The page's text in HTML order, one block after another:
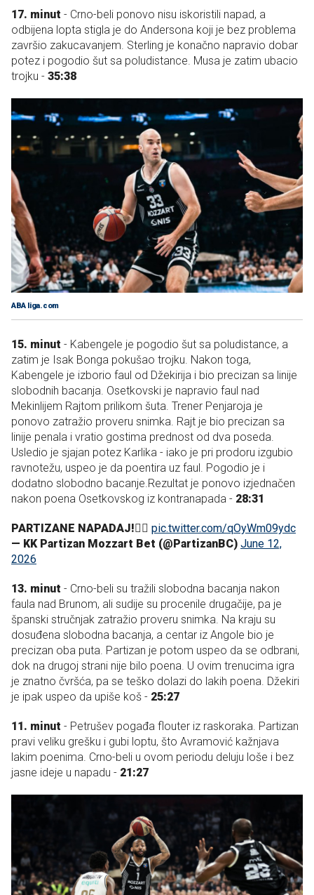
17. minut - Crno-beli ponovo nisu iskoristili napad, a
odbijena lopta stigla je do Andersona koji je bez problema
završio zakucavanjem. Sterling je konačno napravio dobar
potez i pogodio šut sa poludistance. Musa je zatim ubacio
trojku - 35:38
ABA liga.com
15. minut - Kabengele je pogodio šut sa poludistance, a
zatim je Isak Bonga pokušao trojku. Nakon toga,
Kabengele je izborio faul od Džekirija i bio precizan sa linije
slobodnih bacanja. Osetkovski je napravio faul nad
Mekinlijem Rajtom prilikom šuta. Trener Penjaroja je
ponovo zatražio proveru snimka. Rajt je bio precizan sa
linije penala i vratio gostima prednost od dva poseda.
Usledio je sjajan potez Karlika - iako je pri prodoru izgubio
ravnotežu, uspeo je da poentira uz faul. Pogodio je i
dodatno slobodno bacanje.Rezultat je ponovo izjednačen
nakon poena Osetkovskog iz kontranapada - 28:31
PARTIZANE NAPADAJ!✊🏽 pic.twitter.com/qOyWm09ydc
— KK Partizan Mozzart Bet (@PartizanBC) June 12,
2026
13. minut - Crno-beli su tražili slobodna bacanja nakon
faula nad Brunom, ali sudije su procenile drugačije, pa je
španski stručnjak zatražio proveru snimka. Na kraju su
dosuđena slobodna bacanja, a centar iz Angole bio je
precizan oba puta. Partizan je potom uspeo da se odbrani,
dok na drugoj strani nije bilo poena. U ovim trenucima igra
je znatno čvršća, pa se teško dolazi do lakih poena. Džekiri
je ipak uspeo da upiše koš - 25:27
11. minut - Petrušev pogađa flouter iz raskoraka. Partizan
pravi veliku grešku i gubi loptu, što Avramović kažnjava
lakim poenima. Crno-beli u ovom periodu deluju loše i bez
jasne ideje u napadu - 21:27